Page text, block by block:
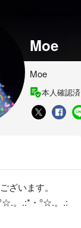
Moe
Moe
本人確認済
ざいます。
。.:*・°☆.。.: